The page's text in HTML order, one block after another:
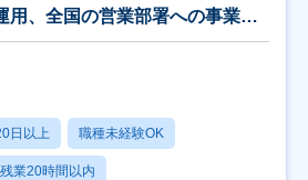
用、全国の営業部署への事業推
日以上 職種未経験OK
業20時間以内